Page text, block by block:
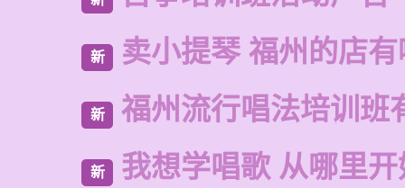
新 卖小提琴 福州的店
新 福州流行唱法培训班
新 我想学唱歌 从哪里开